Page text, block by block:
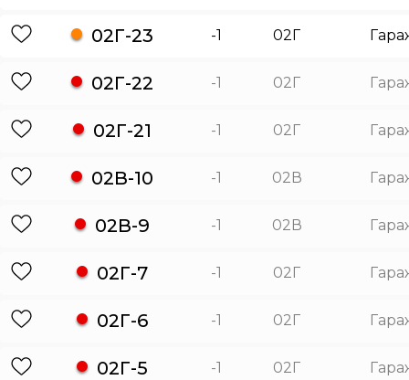
02Г-23 -1 02Г
02Г-22 -1 02Г
02Г-21 -1 02Г
02В-10 -1 02В
02В-9 -1 02В
02Г-7 -1 02Г
02Г-6 -1 02Г
02Г-5 -1 02Г